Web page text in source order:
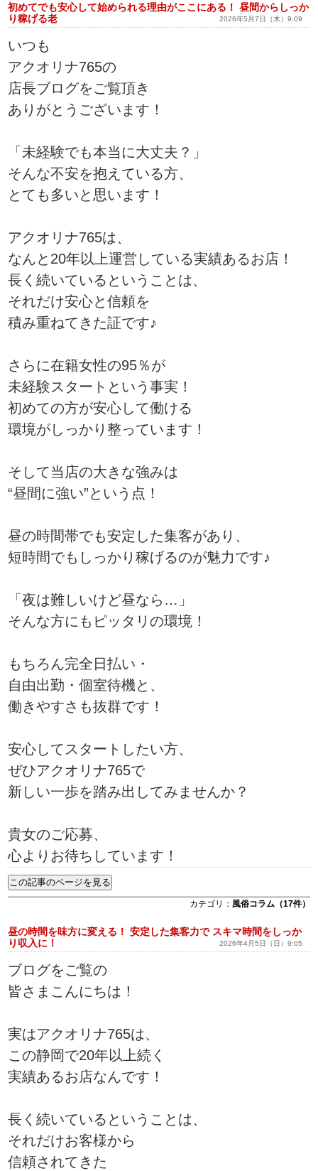
初めてでも安心して始められる理由がここにある！ 昼間からしっか
り稼げる老
2026年5月7日（木）9:09
いつも
アクオリナ765の
店長ブログをご覧頂き
ありがとうございます！
「未経験でも本当に大丈夫？」
そんな不安を抱えている方、
とても多いと思います！
アクオリナ765は、
なんと20年以上運営している実績あるお店！
長く続いているということは、
それだけ安心と信頼を
積み重ねてきた証です♪
さらに在籍女性の95％が
未経験スタートという事実！
初めての方が安心して働ける
環境がしっかり整っています！
そして当店の大きな強みは
“昼間に強い”という点！
昼の時間帯でも安定した集客があり、
短時間でもしっかり稼げるのが魅力です♪
「夜は難しいけど昼なら…」
そんな方にもピッタリの環境！
もちろん完全日払い・
自由出勤・個室待機と、
働きやすさも抜群です！
安心してスタートしたい方、
ぜひアクオリナ765で
新しい一歩を踏み出してみませんか？
貴女のご応募、
心よりお待ちしています！
カテゴリ： 風俗コラム（17件）
昼の時間を味方に変える！ 安定した集客力で スキマ時間をしっか
り収入に！
2026年4月5日（日）9:05
ブログをご覧の
皆さまこんにちは！
実はアクオリナ765は、
この静岡で20年以上続く
実績あるお店なんです！
長く続いているということは、
それだけお客様から
信頼されてきた